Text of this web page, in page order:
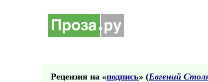
Рецензия на «подпись» (Евгений